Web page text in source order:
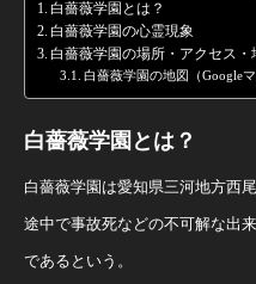
白薔薇学園とは？
白薔薇学園の心霊現象
白薔薇学園の場所・アクセス・
白薔薇学園の地図（Googleマ
白薔薇学園とは？
白薔薇学園は愛知県三河地方西
途中で事故死などの不可解な出
であるという。